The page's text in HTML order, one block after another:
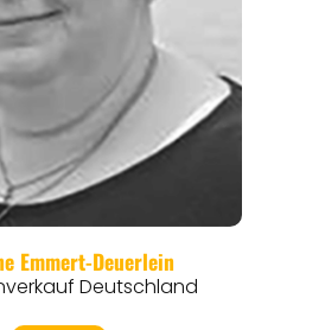
ORTE
EVENTS
REISEFÜHRER
REISEMAGAZINE